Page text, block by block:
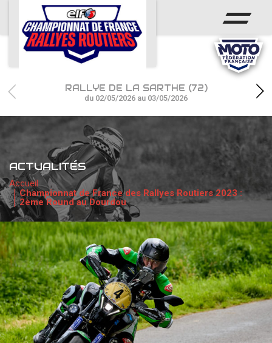
ACCUEIL
ACTUS
CALENDRIER
CHAMPIONNAT
RÉSULTATS
PHOTOS / WEB TV
PARTENAIRES
RALLYE DE LA SARTHE (72)
du 02/05/2026 au 03/05/2026
ACTUALITÉS
Accueil
Championnat de France des Rallyes Routiers 2023 :
2ème Round au Dourdou